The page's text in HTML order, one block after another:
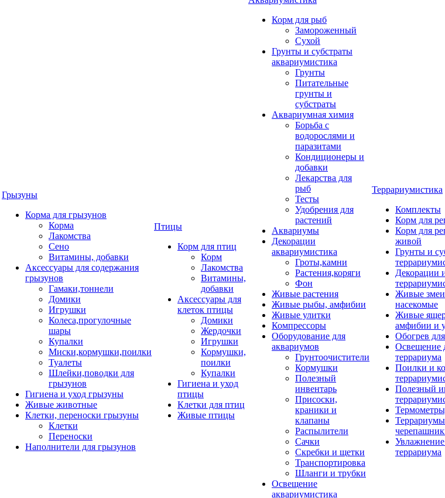
Грызуны
Корма для грызунов
Корма
Лакомства
Сено
Витамины, добавки
Аксессуары для содержания
грызунов
Гамаки,тоннели
Домики
Игрушки
Колеса,прогулочные
шары
Купалки
Миски,кормушки,поилки
Туалеты
Шлейки,поводки для
грызунов
Гигиена и уход грызуны
Живые животные
Клетки, переноски грызуны
Клетки
Переноски
Наполнители для грызунов
Птицы
Корм для птиц
Корм
Лакомства
Витамины,
добавки
Аксессуары для
клеток птицы
Домики
Жердочки
Игрушки
Кормушки,
поилки
Купалки
Гигиена и уход
птицы
Клетки для птиц
Живые птицы
Корм для рыб
Замороженный
Сухой
Грунты и субстраты
аквариумистика
Грунты
Питательные
грунты и
субстраты
Аквариумная химия
Борьба с
водорослями и
паразитами
Кондиционеры и
добавки
Лекарства для
рыб
Тесты
Удобрения для
растений
Аквариумы
Декорации
аквариумистика
Гроты,камни
Растения,коряги
Фон
Живые растения
Живые рыбы, амфибии
Живые улитки
Компрессоры
Оборудование для
аквариумов
Грунтоочистители
Кормушки
Полезный
инвентарь
Присоски,
краники и
клапаны
Распылители
Сачки
Скребки и щетки
Транспортировка
Шланги и трубки
Освещение
аквариумистика
Террариумистика
Комплекты
Корм для
Корм для
живой
Грунты и
Декорации
Живые
насекомые
Живые
амфибии и
Обогрев
Освещение
террариума
Поилки и
Полезный
террариума